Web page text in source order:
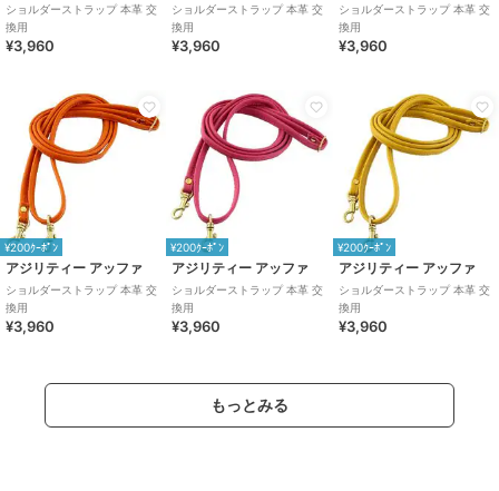
ショルダーストラップ 本革 交
換用
¥3,960
ショルダーストラップ 本革 交
換用
¥3,960
ショルダーストラップ 本革 交
換用
¥3,960
¥200ｸｰﾎﾟﾝ
アジリティー アッファ
ショルダーストラップ 本革 交
換用
¥3,960
¥200ｸｰﾎﾟﾝ
アジリティー アッファ
ショルダーストラップ 本革 交
換用
¥3,960
¥200ｸｰﾎﾟﾝ
アジリティー アッファ
ショルダーストラップ 本革 交
換用
¥3,960
もっとみる